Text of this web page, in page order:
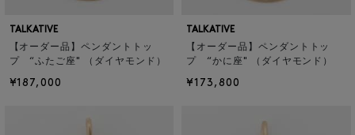
TALKATIVE
【オーダー品】ペンダントトッ
プ “ふたご座" （ダイヤモンド）
¥187,000
TALKATIVE
【オーダー品】ペンダントトッ
プ “かに座" （ダイヤモンド）
¥173,800